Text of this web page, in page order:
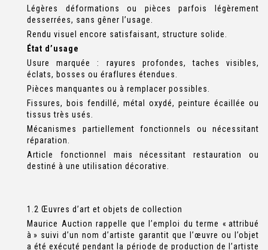
Légères déformations ou pièces parfois légèrement
desserrées, sans gêner l’usage.
Rendu visuel encore satisfaisant, structure solide.
État d’usage
Usure marquée : rayures profondes, taches visibles,
éclats, bosses ou éraflures étendues.
Pièces manquantes ou à remplacer possibles.
Fissures, bois fendillé, métal oxydé, peinture écaillée ou
tissus très usés.
Mécanismes partiellement fonctionnels ou nécessitant
réparation.
Article fonctionnel mais nécessitant restauration ou
destiné à une utilisation décorative.
1.2 Œuvres d’art et objets de collection
Maurice Auction rappelle que l’emploi du terme « attribué
à » suivi d’un nom d’artiste garantit que l’œuvre ou l’objet
a été exécuté pendant la période de production de l’artiste